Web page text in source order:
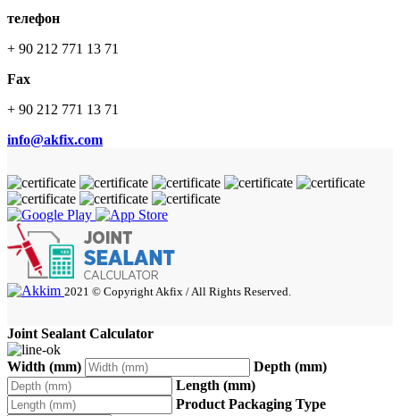
телефон
+ 90 212 771 13 71
Fax
+ 90 212 771 13 71
info@akfix.com
2021 © Copyright Akfix / All Rights Reserved.
Joint Sealant Calculator
Width (mm)
Depth (mm)
Length (mm)
Product Packaging Type